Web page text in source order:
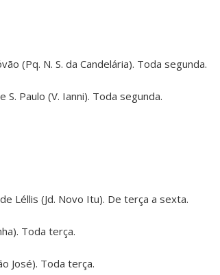
(Pq. N. S. da Candelária). Toda segunda.
S. Paulo (V. Ianni). Toda segunda.
Léllis (Jd. Novo Itu). De terça a sexta.
Toda terça.
José). Toda terça.